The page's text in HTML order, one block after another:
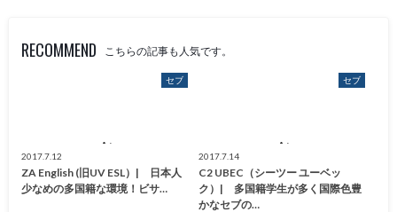
RECOMMEND こちらの記事も人気です。
セブ
2017.7.12
ZA English (旧UV ESL）| 日本人
少なめの多国籍な環境！ビサ…
セブ
2017.7.14
C2 UBEC（シーツー ユーベッ
ク）| 多国籍学生が多く国際色豊
かなセブの…